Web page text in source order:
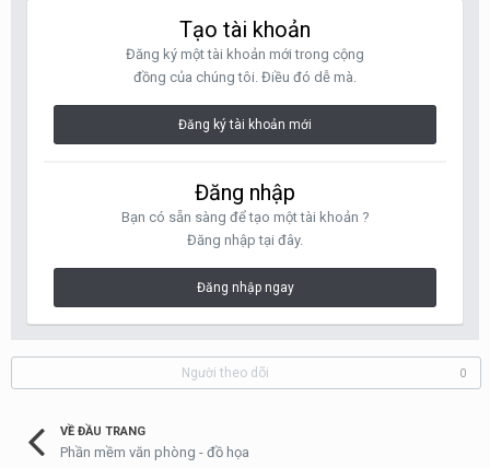
Tạo tài khoản
Đăng ký một tài khoản mới trong cộng
đồng của chúng tôi. Điều đó dễ mà.
Đăng ký tài khoản mới
Đăng nhập
Bạn có sẵn sàng để tạo một tài khoản ?
Đăng nhập tại đây.
Đăng nhập ngay
Người theo dõi 0
VỀ ĐẦU TRANG
Phần mềm văn phòng - đồ họa